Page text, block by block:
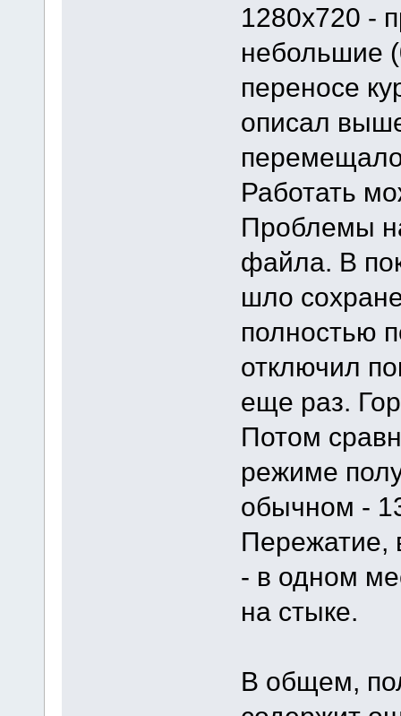
1280х720 -
небольшие
переносе
описал
Работать
Проблемы
файла. В
шло
полностью
отключил
еще раз.
Потом
режиме
обычном -
Пережатие,
- в одном
на стыке.
В общем,